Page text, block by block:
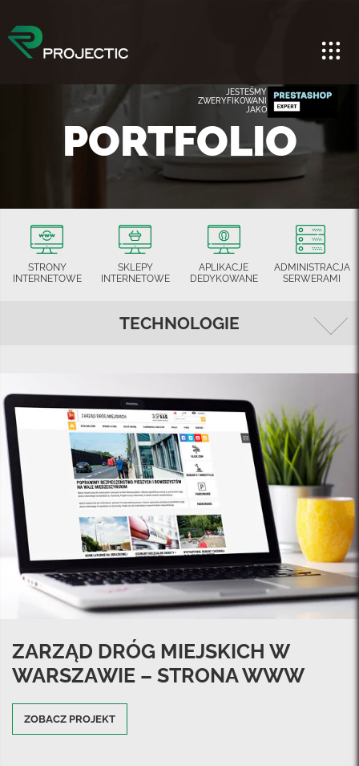
JESTEŚMY
ZWERYFIKOWANI
JAKO
PORTFOLIO
STRONY
INTERNETOWE
SKLEPY
INTERNETOWE
APLIKACJE
DEDYKOWANE
ADMINISTRACJA
SERWERAMI
TECHNOLOGIE
ZARZĄD DRÓG MIEJSKICH W
WARSZAWIE – STRONA WWW
ZOBACZ PROJEKT